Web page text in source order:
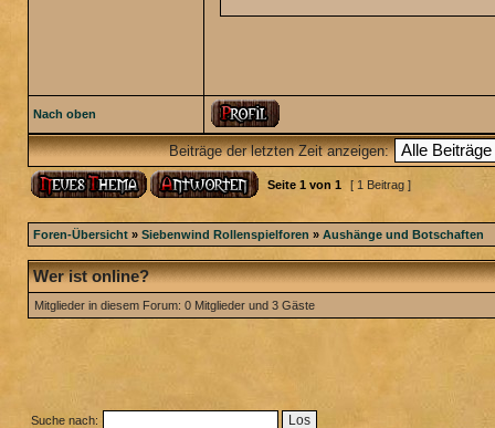
Nach oben
Beiträge der letzten Zeit anzeigen:
Seite 1 von 1 [ 1 Beitrag ]
Foren-Übersicht » Siebenwind Rollenspielforen » Aushänge und Botschaften
Wer ist online?
Mitglieder in diesem Forum: 0 Mitglieder und 3 Gäste
Suche nach: